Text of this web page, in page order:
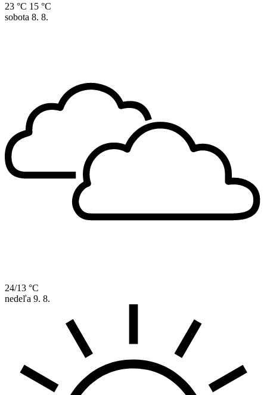
23 °C 15 °C
sobota 8. 8.
24/13 °C
nedeľa 9. 8.